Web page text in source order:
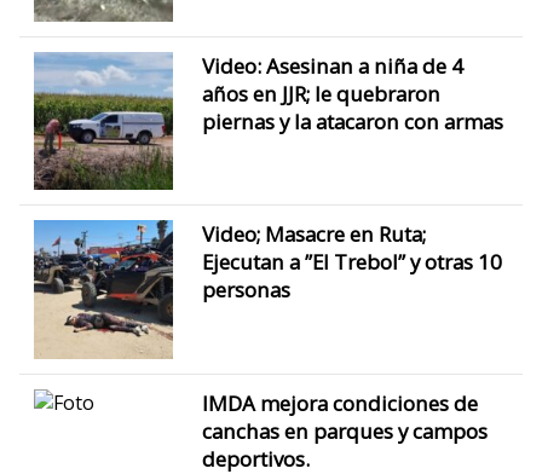
Video: Asesinan a niña de 4
años en JJR; le quebraron
piernas y la atacaron con armas
Video; Masacre en Ruta;
Ejecutan a ”El Trebol” y otras 10
personas
IMDA mejora condiciones de
canchas en parques y campos
deportivos.